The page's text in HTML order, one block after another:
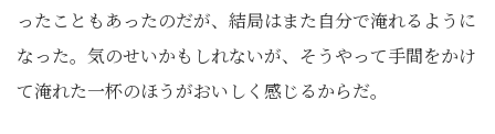
ったこともあったのだが、結局はまた自分で淹れるように
なった。気のせいかもしれないが、そうやって手間をかけ
て淹れた一杯のほうがおいしく感じるからだ。